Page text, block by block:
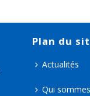
Plan du
Actualités
Qui